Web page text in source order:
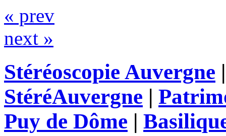
« prev
next »
Stéréoscopie Auvergne
StéréAuvergne |
Puy de Dôme |